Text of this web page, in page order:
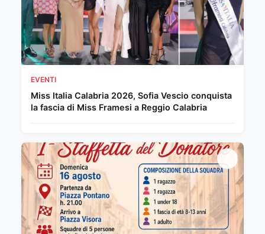
EVENTI
Miss Italia Calabria 2026, Sofia Vescio conquista
la fascia di Miss Framesi a Reggio Calabria